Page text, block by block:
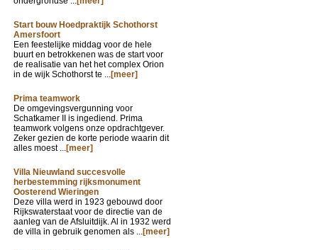
Start bouw Hoedpraktijk Schothorst
Amersfoort
Een feestelijke middag voor de hele
buurt en betrokkenen was de start voor
de realisatie van het het complex Orion
in de wijk Schothorst te ...[meer]
Prima teamwork
De omgevingsvergunning voor
Schatkamer II is ingediend. Prima
teamwork volgens onze opdrachtgever.
Zeker gezien de korte periode waarin dit
alles moest ...[meer]
Villa Nieuwland succesvolle
herbestemming rijksmonument
Oosterend Wieringen
Deze villa werd in 1923 gebouwd door
Rijkswaterstaat voor de directie van de
aanleg van de Afsluitdijk. Al in 1932 werd
de villa in gebruik genomen als ...[meer]